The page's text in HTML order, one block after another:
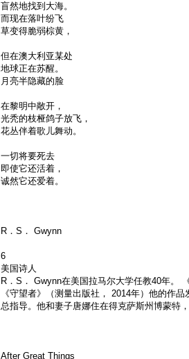
盲然地找到大海。
而现在落叶纷飞
草变得脆弱棕黄，
但在澳大利亚某处
地球正在苏醒。
月亮半隐藏的脸
在黎明中敞开，
光秃的枝桠鸽子放飞，
花丛伴着歌儿舞动。
一切将要死去
即使它还活着，
诚然它还爱着。
R．S． Gwynn
6
美国诗人
R．S． Gwynn在美国拉马尔大学任教40年。
《守望者》（测量出版社， 2014年）他的作
总指导。他和妻子唐娜住在得克萨斯州博蒙特
After Great Things